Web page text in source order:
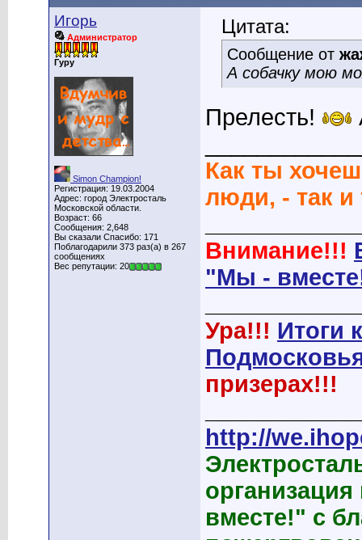
Игорь
Администратор
Гуру
Simon Champion!
Регистрация: 19.03.2004
Адрес: город Электросталь
Московской области.
Возраст: 66
Сообщения: 2,648
Вы сказали Спасибо: 171
Поблагодарили 373 раз(а) в 267
сообщениях
Вес репутации: 20
Цитата:
Сообщение от
А собачку мою
Прелесть!
Как ты
люди, - так
Внимание!!!
"Мы -
Ура!!! Итоги
призерах!!!
http://
вместе!" с